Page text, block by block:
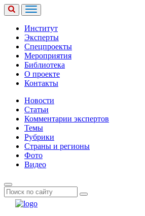
Институт
Эксперты
Спецпроекты
Мероприятия
Библиотека
О проекте
Контакты
Новости
Статьи
Комментарии экспертов
Темы
Рубрики
Страны и регионы
Фото
Видео